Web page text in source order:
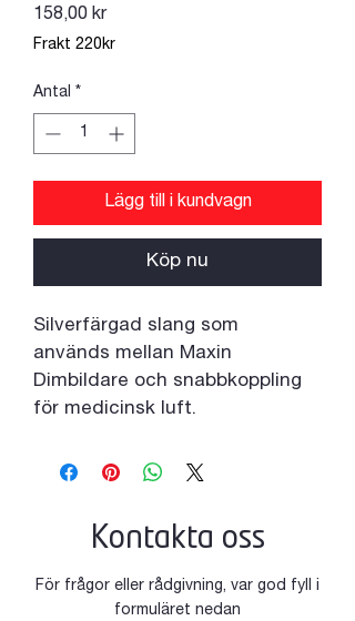
158,00 krPris
Frakt 220kr
Antal *
Lägg till i kundvagn
Köp nu
Silverfärgad slang som
används mellan Maxin
Dimbildare och snabbkoppling
för medicinsk luft.
Kontakta oss
För frågor eller rådgivning, var god fyll i
formuläret nedan